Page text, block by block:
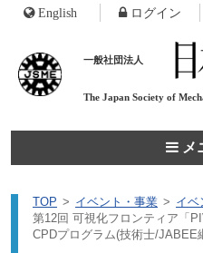
一般社団法人
The Japan Society of
メ
English ログイン
TOP イベント・事業
イベ
第12回 可視化フロンティア「
CPDプログラム(技術士/JABEE